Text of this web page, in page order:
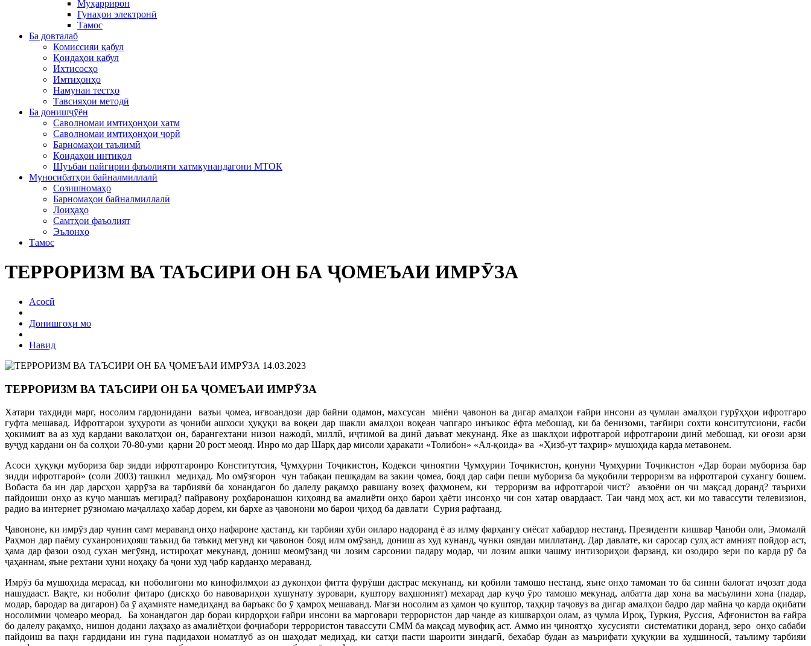
Муҳаррирон
Гунаҳои электронӣ
Тамос
Ба довталаб
Комиссияи қабул
Қоидаҳои қабул
Ихтисосҳо
Имтиҳонҳо
Намунаи тестҳо
Тавсияҳои методӣ
Ба донишҷӯён
Саволномаи имтиҳонҳои хатм
Саволномаи имтиҳонҳои ҷорӣ
Барномаҳои таълимӣ
Қоидаҳои интиқол
Шуъбаи пайгирии фаъолияти хатмкунандагони МТОК
Муносибатҳои байналмиллалӣ
Созишномаҳо
Барномаҳои байналмиллалӣ
Лоиҳаҳо
Самтҳои фаъолият
Эълонҳо
Тамос
ТЕРРОРИЗМ ВА ТАЪСИРИ ОН БА ҶОМЕЪАИ ИМРӮЗА
Асосӣ
Донишгоҳи мо
Навид
14.03.2023
ТЕРРОРИЗМ ВА ТАЪСИРИ ОН БА ҶОМЕЪАИ ИМРӮЗА
Хатари тахдиди марг, носолим гардонидани вазъи ҷомеа, иғвоандози дар байни одамон, махсусан миёни ҷавонон ва дигар амалҳои ғайри инсони аз ҷумлаи амалҳои гурӯҳҳои ифротгаро
гуфта мешавад. Ифротгарои зуҳуроти аз ҷониби ашхоси ҳуқуқи ва воқеи дар шакли амалҳои воқеан чапгаро инъикос ёфта мебошад, ки ба бенизоми, тағйири сохти конситутсиони, ғасби
ҳокимият ва аз худ кардани ваколатҳои он, барангехтани низои нажодӣ, миллӣ, иҷтимоӣ ва динӣ даъват мекунанд. Яке аз шаклҳои ифротгароӣ ифротгароии динӣ мебошад, ки оғози арзи
вуҷуд кардани он ба солҳои 70-80-уми қарни 20 рост меояд. Инро мо дар Шарқ дар мисоли ҳаракати «Толибон» «Ал-қоида» ва «Ҳизб-ут таҳрир» мушоҳида карда метавонем.
Асоси ҳуқуқи мубориза бар зидди ифротгароиро Конститутсия, Ҷумҳурии Тоҷикистон, Кодекси ҷиноятии Ҷумҳурии Тоҷикистон, қонуни Ҷумҳурии Тоҷикистон «Дар бораи мубориза бар
зидди ифротгароӣ» (соли 2003) ташкил медиҳад. Мо омӯзгорон чун табақаи пешқадам ва закии ҷомеа, бояд дар сафи пеши мубориза ба муқобили терроризм ва ифротгароӣ сухангу бошем.
Вобаста ба ин дар дарсҳои ҳаррӯза ва тарбиявӣ ба хонандагон бо далелу рақамҳо равшану возеҳ фаҳмонем, ки терроризм ва ифротгароӣ чист? аъзоёни он чи мақсад доранд? таърихи
пайдоиши онҳо аз куҷо маншаъ мегирад? пайравону роҳбаронашон киҳоянд ва амалиёти онҳо барои ҳаёти инсонҳо чи сон хатар овардааст. Таи чанд моҳ аст, ки мо тавассути телевизион,
радио ва интернет рӯзномаю маҷаллаҳо хабар дорем, ки бархе аз ҷавонони мо барои ҷиҳод ба давлати Сурия рафтаанд.
Ҷавононе, ки имрӯз дар чунин самт мераванд онҳо нафароне ҳастанд, ки тарбияи хуби оиларо надоранд ё аз илму фарҳангу сиёсат хабардор нестанд. Президенти кишвар Ҷаноби оли, Эмомалӣ
Раҳмон дар паёму суханрониҳояш таъкид ба таъкид мегунд ки ҷавонон бояд илм омӯзанд, дониш аз худ кунанд, чунки ояндаи миллатанд. Дар давлате, ки саросар сулҳ аст амният пойдор аст,
ҳама дар фазои озод сухан мегӯянд, истироҳат мекунанд, дониш меомӯзанд чи лозим сарсонии падару модар, чи лозим ашки чашму интизориҳои фарзанд, ки озодиро зери по карда рӯ ба
ҷаҳаннам, яъне рехтани хуни ноҳақу ба ҷони худ ҷабр карданҳо мераванд.
Имрӯз ба мушоҳида мерасад, ки ноболиғони мо кинофилмҳои аз дуконҳои фитта фурӯши дастрас мекунанд, ки қобили тамошо нестанд, яъне онҳо тамоман то ба синни балоғат иҷозат дода
нашудааст. Вақте, ки ноболиғ фитаро (дискҳо бо навовариҳои хушунату зуровари, куштору ваҳшоният) мехарад дар куҷо ӯро тамошо мекунад, албатта дар хона ва масъулини хона (падар,
модар, бародар ва дигарон) ба ӯ аҳамияте намедиҳанд ва баръакс бо ӯ ҳамроҳ мешаванд. Мағзи носолим аз ҳамон ҷо куштор, таҳқир таҷовуз ва дигар амалҳои бадро дар майна ҷо карда оқибати
носолимии ҷомеаро меорад. Ба хонандагон дар бораи кирдорҳои ғайри инсони ва марговари террористон дар чанде аз кишварҳои олам, аз ҷумла Ироқ, Туркия, Руссия, Афғонистон ва ғайра
бо далелу рақамҳо, нишон додани лаҳзаҳо аз амалиётҳои фоҷиабори террористон тавассути СММ ба мақсад мувофиқ аст. Аммо ин ҷиноятҳо хусусияти систематики доранд, зеро онҳо сабаби
пайдоиш ва паҳн гардидани ин гуна падидахои номатлуб аз он шаҳодат медиҳад, ки сатҳи пасти шароити зиндагӣ, бехабар будан аз маърифати ҳуқуқии ва худшиносӣ, таълиму тарбияи